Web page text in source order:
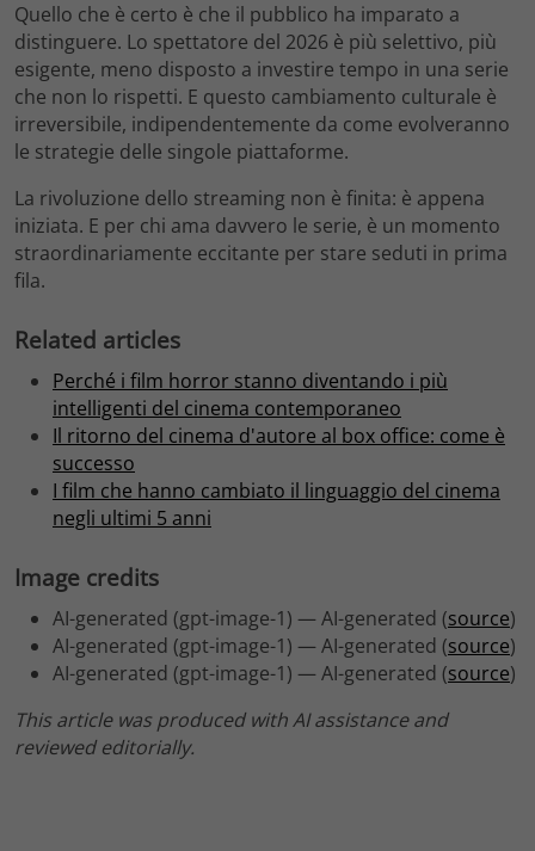
Quello che è certo è che il pubblico ha imparato a
distinguere. Lo spettatore del 2026 è più selettivo, più
esigente, meno disposto a investire tempo in una serie
che non lo rispetti. E questo cambiamento culturale è
irreversibile, indipendentemente da come evolveranno
le strategie delle singole piattaforme.
La rivoluzione dello streaming non è finita: è appena
iniziata. E per chi ama davvero le serie, è un momento
straordinariamente eccitante per stare seduti in prima
fila.
Related articles
Perché i film horror stanno diventando i più
intelligenti del cinema contemporaneo
Il ritorno del cinema d'autore al box office: come è
successo
I film che hanno cambiato il linguaggio del cinema
negli ultimi 5 anni
Image credits
AI-generated (gpt-image-1) — AI-generated (source)
AI-generated (gpt-image-1) — AI-generated (source)
AI-generated (gpt-image-1) — AI-generated (source)
This article was produced with AI assistance and
reviewed editorially.